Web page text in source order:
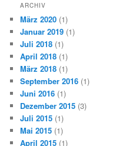
März 2020
Januar 2019(1)
Juli 2018(1)
April 2018(1)
März 2018 (1)
September 2016
Juni 2016(1)
Dezember 2015
Juli 2015(1)
Mai 2015(1)
April 2015(1)
März 2015 (1)